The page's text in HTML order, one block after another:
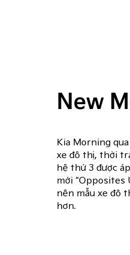
New
Kia Morning
xe đô thị, thời
hệ thứ 3 được
mới “Opposites
nên mẫu xe đô
hơn.